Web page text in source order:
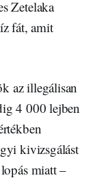
Zetelaka
fát, amit
az illegálisan
4 000 lejben
kivizsgálást
miatt –